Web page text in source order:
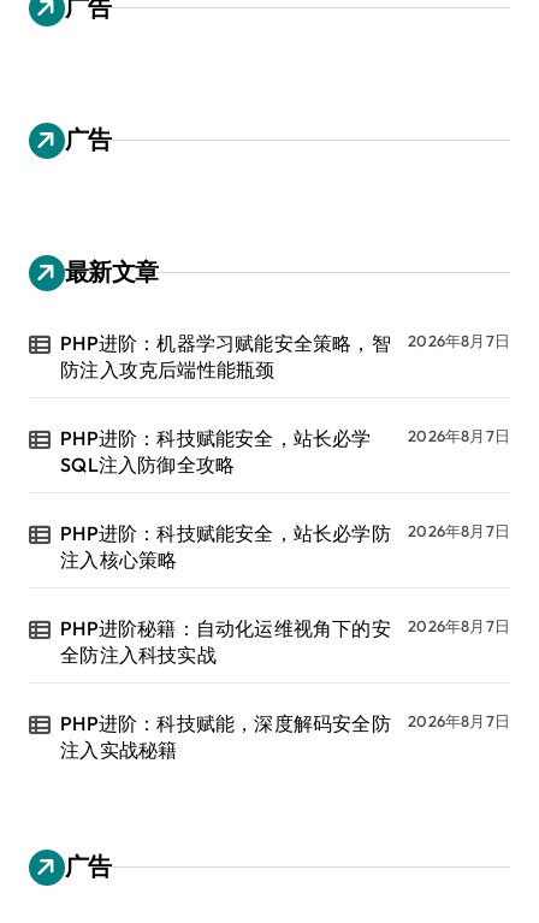
广告
广告
最新文章
PHP进阶：机器学习赋能安全策略，智
防注入攻克后端性能瓶颈
2026年8月7日
PHP进阶：科技赋能安全，站长必学
SQL注入防御全攻略
2026年8月7日
PHP进阶：科技赋能安全，站长必学防
注入核心策略
2026年8月7日
PHP进阶秘籍：自动化运维视角下的安
全防注入科技实战
2026年8月7日
PHP进阶：科技赋能，深度解码安全防
注入实战秘籍
2026年8月7日
广告